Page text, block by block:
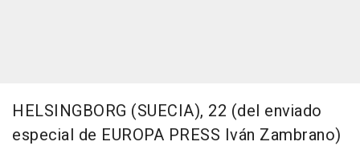
HELSINGBORG (SUECIA), 22 (del enviado
especial de EUROPA PRESS Iván Zambrano)